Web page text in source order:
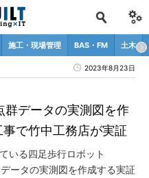
施工・現場管理 BAS・FM 土木
2023年8月23日
群データの実測図を作
で竹中工務店が実証
いる四足歩行ロボット
ータの実測図を作成する実証